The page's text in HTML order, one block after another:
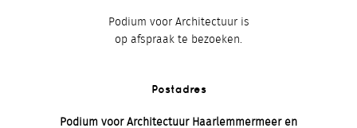
Podium voor Architectuur is
op afspraak te bezoeken.
Postadres
Podium voor Architectuur Haarlemmermeer en